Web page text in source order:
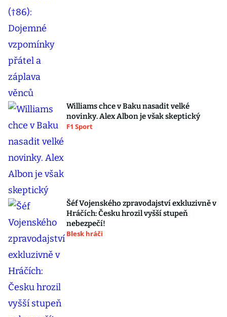
Williams chce v Baku nasadit velké
novinky. Alex Albon je však skeptický
F1 Sport
Šéf Vojenského zpravodajství exkluzivně v
Hráčích: Česku hrozil vyšší stupeň
nebezpečí!
Blesk hráči